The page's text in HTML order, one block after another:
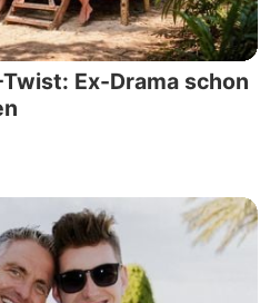
Ex-Drama schon